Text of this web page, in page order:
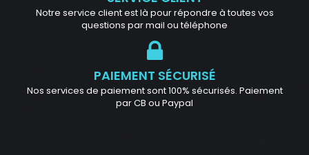
Notre service client est là pour répondre à toutes vos
questions par mail ou téléphone
PAIEMENT SÉCURISÉ
Nos services de paiement sont 100% sécurisés. Paiement
par CB ou Paypal